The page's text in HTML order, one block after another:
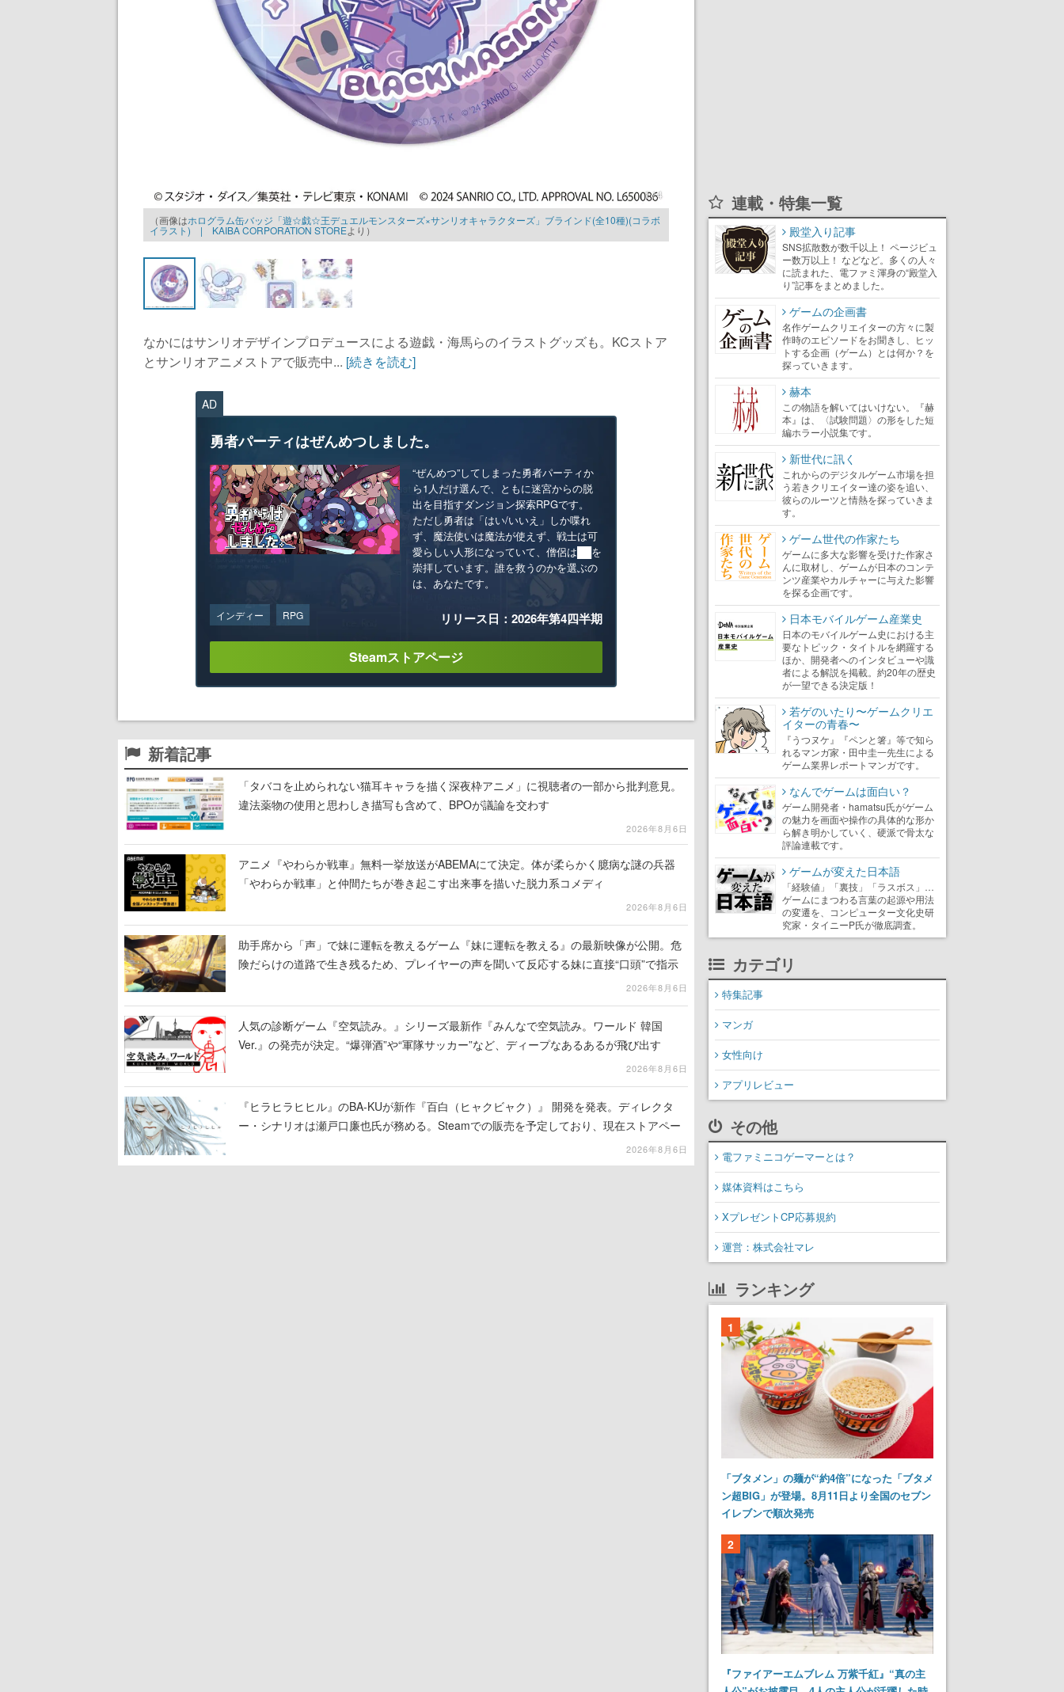
1 / 4
（画像はホログラム缶バッジ「遊☆戯☆王デュエルモンスターズ×サンリオキャラクターズ」ブラインド(全10種)(コラボ
イラスト) | KAIBA CORPORATION STOREより）
なかにはサンリオデザインプロデュースによる遊戯・海馬らのイラストグッズも。KCストア
とサンリオアニメストアで販売中... [続きを読む]
AD
勇者パーティはぜんめつしました。
“ぜんめつ”してしまった勇者パーティか
ら1人だけ選んで、ともに迷宮からの脱
出を目指すダンジョン探索RPGです。
ただし勇者は「はい/いいえ」しか喋れ
ず、魔法使いは魔法が使えず、戦士は可
愛らしい人形になっていて、僧侶は██を
崇拝しています。誰を救うのかを選ぶの
は、あなたです。
インディー RPG リリース日：2026年第4四半期
Steamストアページ
新着記事
「タバコを止められない猫耳キャラを描く深夜枠アニメ」に視聴者の一部から批判意見。
違法薬物の使用と思わしき描写も含めて、BPOが議論を交わす
2026年8月6日
アニメ『やわらか戦車』無料一挙放送がABEMAにて決定。体が柔らかく臆病な謎の兵器
「やわらか戦車」と仲間たちが巻き起こす出来事を描いた脱力系コメディ
2026年8月6日
助手席から「声」で妹に運転を教えるゲーム『妹に運転を教える』の最新映像が公開。危
険だらけの道路で生き残るため、プレイヤーの声を聞いて反応する妹に直接“口頭”で指示
2026年8月6日
人気の診断ゲーム『空気読み。』シリーズ最新作『みんなで空気読み。ワールド 韓国
Ver.』の発売が決定。“爆弾酒”や“軍隊サッカー”など、ディープなあるあるが飛び出す
2026年8月6日
『ヒラヒラヒヒル』のBA-KUが新作『百白（ヒャクビャク）』 開発を発表。ディレクタ
ー・シナリオは瀬戸口廉也氏が務める。Steamでの販売を予定しており、現在ストアペー
2026年8月6日
連載・特集一覧
殿堂入り記事
SNS拡散数が数千以上！ ページビュ
ー数万以上！ などなど。多くの人々
に読まれた、電ファミ渾身の“殿堂入
り”記事をまとめました。
ゲームの企画書
名作ゲームクリエイターの方々に製
作時のエピソードをお聞きし、ヒッ
トする企画（ゲーム）とは何か？を
探っていきます。
赫本
この物語を解いてはいけない。『赫
本』は、〈試験問題〉の形をした短
編ホラー小説集です。
新世代に訊く
これからのデジタルゲーム市場を担
う若きクリエイター達の姿を追い、
彼らのルーツと情熱を探っていきま
す。
ゲーム世代の作家たち
ゲームに多大な影響を受けた作家さ
んに取材し、ゲームが日本のコンテ
ンツ産業やカルチャーに与えた影響
を探る企画です。
日本モバイルゲーム産業史
日本のモバイルゲーム史における主
要なトピック・タイトルを網羅する
ほか、開発者へのインタビューや識
者による解説を掲載。約20年の歴史
が一望できる決定版！
若ゲのいたり〜ゲームクリエ
イターの青春〜
『うつヌケ』『ペンと箸』等で知ら
れるマンガ家・田中圭一先生による
ゲーム業界レポートマンガです。
なんでゲームは面白い？
ゲーム開発者・hamatsu氏がゲーム
の魅力を画面や操作の具体的な形か
ら解き明かしていく、硬派で骨太な
評論連載です。
ゲームが変えた日本語
「経験値」「裏技」「ラスボス」…
ゲームにまつわる言葉の起源や用法
の変遷を、コンピューター文化史研
究家・タイニーP氏が徹底調査。
カテゴリ
特集記事
マンガ
女性向け
アプリレビュー
その他
電ファミニコゲーマーとは？
媒体資料はこちら
XプレゼントCP応募規約
運営：株式会社マレ
ランキング
1
「ブタメン」の麺が“約4倍”になった「ブタメ
ン超BIG」が登場。8月11日より全国のセブン
イレブンで順次発売
2
『ファイアーエムブレム 万紫千紅』“真の主